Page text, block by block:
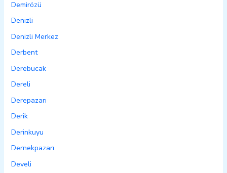
Demirözü
Denizli
Denizli Merkez
Derbent
Derebucak
Dereli
Derepazarı
Derik
Derinkuyu
Dernekpazarı
Develi